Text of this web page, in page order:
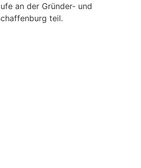
an der Gründer- und
teil.